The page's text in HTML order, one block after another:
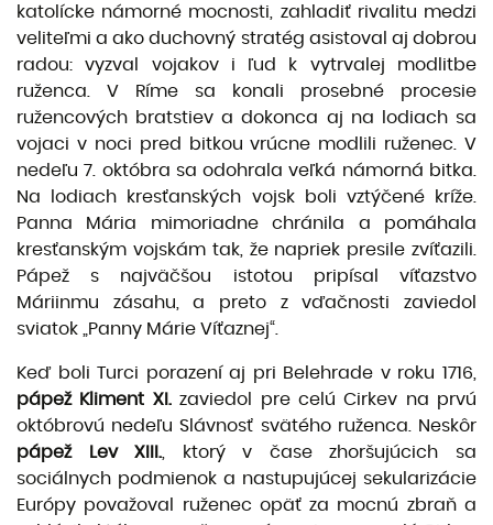
katolícke námorné mocnosti, zahladiť rivalitu medzi
veliteľmi a ako duchovný stratég asistoval aj dobrou
radou: vyzval vojakov i ľud k vytrvalej modlitbe
ruženca. V Ríme sa konali prosebné procesie
ružencových bratstiev a dokonca aj na lodiach sa
voja­ci v noci pred bitkou vrúcne modlili ruženec. V
nedeľu 7. októbra sa odohrala veľká námorná bitka.
Na lodiach kresťanských vojsk boli vztýčené kríže.
Panna Mária mimoriadne chránila a pomáhala
kresťanským vojskám tak, že napriek presile zvíťazili.
Pápež s najväčšou istotou pripísal víťazstvo
Máriinmu zásahu, a preto z vďačnosti zaviedol
sviatok „Panny Márie Víťaznej“.
Keď boli Turci porazení aj pri Belehrade v roku 1716,
pápež Kliment XI.zaviedol pre celú Cirkev na prvú
októbrovú nedeľu Slávnosť svätého ruženca. Neskôr
pápež Lev XIII. , ktorý v čase zhor­šujúcich sa
sociálnych podmienok a nastupujúcej sekularizácie
Európy považoval ruženec opäť za mocnú zbraň a